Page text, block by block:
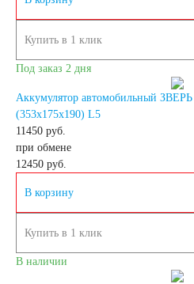
140 А/ч
172 А/ч
Купить в 1 клик
Под заказ 2 дня
Аккумулятор автомобильный
(353x175x190) L5
11450 руб.
при обмене
12450 руб.
В корзину
Купить в 1 клик
В наличии